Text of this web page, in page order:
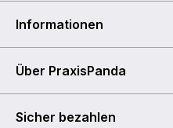
Informationen
Über PraxisPanda
Sicher bezahlen